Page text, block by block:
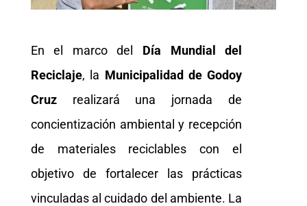
En el marco del Día Mundial del
Reciclaje, la Municipalidad de Godoy
Cruzrealizará una jornada de
concientización ambiental y recepción
de materiales reciclables con el
objetivo de fortalecer las prácticas
vinculadas al cuidado del ambiente. La